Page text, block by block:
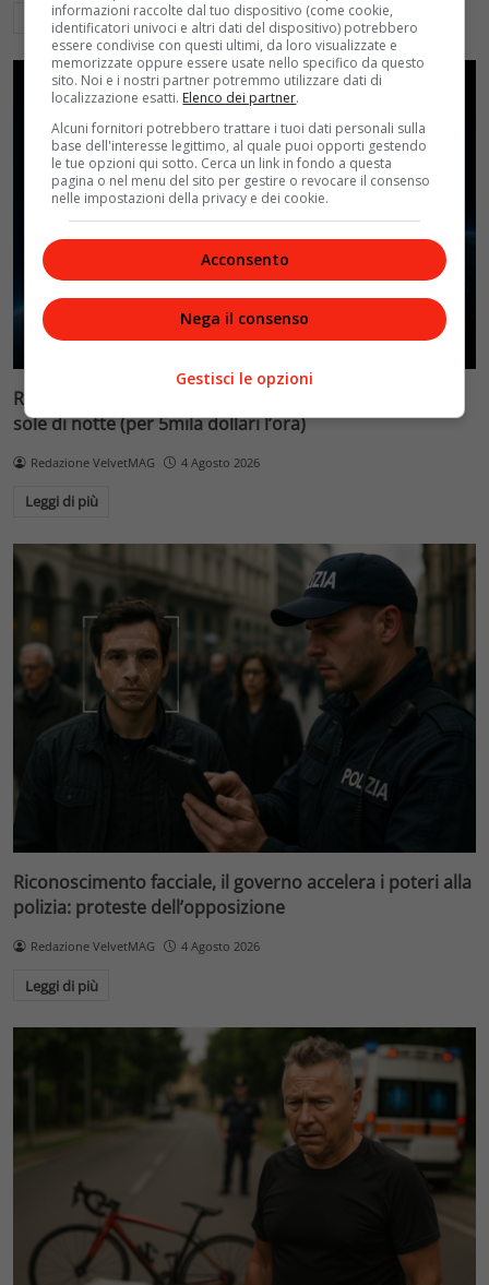
Leggi di più
Reflect Orbital: gli specchi spaziali che promettono il
sole di notte (per 5mila dollari l’ora)
Redazione VelvetMAG 4 Agosto 2026
Leggi di più
Riconoscimento facciale, il governo accelera i poteri alla
polizia: proteste dell’opposizione
Redazione VelvetMAG 4 Agosto 2026
Leggi di più
informazioni raccolte dal tuo dispositivo (come cookie,
identificatori univoci e altri dati del dispositivo) potrebbero
essere condivise con questi ultimi, da loro visualizzate e
memorizzate oppure essere usate nello specifico da questo
sito. Noi e i nostri partner potremmo utilizzare dati di
localizzazione esatti. Elenco dei partner.
Alcuni fornitori potrebbero trattare i tuoi dati personali sulla
base dell'interesse legittimo, al quale puoi opporti gestendo
le tue opzioni qui sotto. Cerca un link in fondo a questa
pagina o nel menu del sito per gestire o revocare il consenso
nelle impostazioni della privacy e dei cookie.
Acconsento
Nega il consenso
Gestisci le opzioni